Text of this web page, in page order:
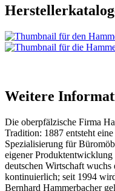
Weitere
Die oberpfälzische Firma
Tradition: 1887 entsteht
Spezialisierung für
eigener
deutschen Wirtschaft wuchs
kontinuierlich; seit 1994
Bernhard Hammerbacher